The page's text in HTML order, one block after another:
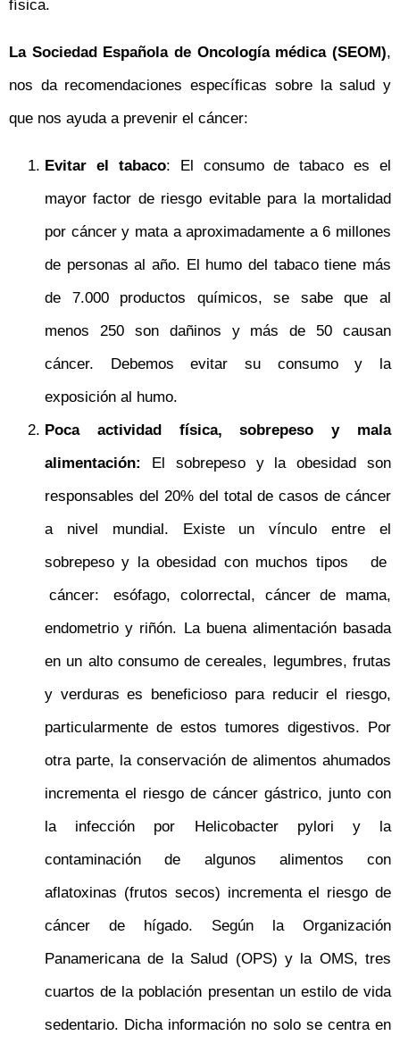
física.
La Sociedad Española de Oncología médica (SEOM),
nos da recomendaciones específicas sobre la salud y
que nos ayuda a prevenir el cáncer:
Evitar el tabaco: El consumo de tabaco es el
mayor factor de riesgo evitable para la mortalidad
por cáncer y mata a aproximadamente a 6 millones
de personas al año. El humo del tabaco tiene más
de 7.000 productos químicos, se sabe que al
menos 250 son dañinos y más de 50 causan
cáncer. Debemos evitar su consumo y la
exposición al humo.
Poca actividad física, sobrepeso y mala
alimentación: El sobrepeso y la obesidad son
responsables del 20% del total de casos de cáncer
a nivel mundial. Existe un vínculo entre el
sobrepeso y la obesidad con muchos tipos de
cáncer: esófago, colorrectal, cáncer de mama,
endometrio y riñón. La buena alimentación basada
en un alto consumo de cereales, legumbres, frutas
y verduras es beneficioso para reducir el riesgo,
particularmente de estos tumores digestivos. Por
otra parte, la conservación de alimentos ahumados
incrementa el riesgo de cáncer gástrico, junto con
la infección por Helicobacter pylori y la
contaminación de algunos alimentos con
aflatoxinas (frutos secos) incrementa el riesgo de
cáncer de hígado. Según la Organización
Panamericana de la Salud (OPS) y la OMS, tres
cuartos de la población presentan un estilo de vida
sedentario. Dicha información no solo se centra en